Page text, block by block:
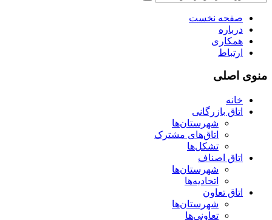
صفحه نخست
درباره
همکاری
ارتباط
منوی اصلی
خانه
اتاق بازرگانی
شهرستان‌ها
اتاق‌های مشترک
تشکل‌ها
اتاق اصناف
شهرستان‌ها
اتحادیه‌ها
اتاق تعاون
شهرستان‌ها
تعاونی‌ها